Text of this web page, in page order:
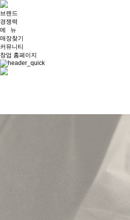
브랜드
경쟁력
메 뉴
매장찾기
커뮤니티
창업 홈페이지